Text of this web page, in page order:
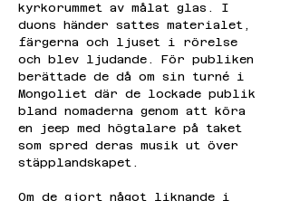
kyrkorummet av målat glas. I
duons händer sattes materialet,
färgerna och ljuset i rörelse
och blev ljudande. För publiken
berättade de då om sin turné i
Mongoliet där de lockade publik
bland nomaderna genom att köra
en jeep med högtalare på taket
som spred deras musik ut över
stäpplandskapet.
Om de gjort något liknande i